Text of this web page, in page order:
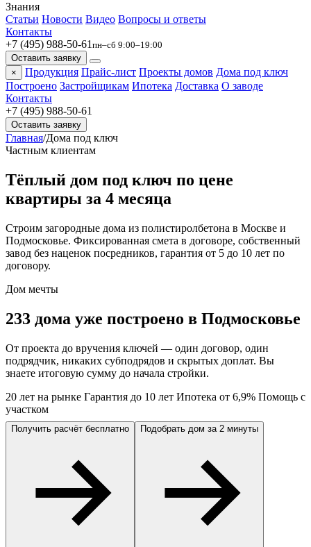
Знания
Статьи Новости Видео Вопросы и ответы
Контакты
+7 (495) 988-50-61 пн–сб 9:00–19:00
Оставить заявку
×
Продукция Прайс-лист Проекты домов Дома под ключ
Построено Застройщикам Ипотека Доставка О заводе
Контакты
+7 (495) 988-50-61
Оставить заявку
Главная/Дома под ключ
Частным клиентам
Тёплый дом под ключ по цене
квартиры за 4 месяца
Строим загородные дома из полистиролбетона в Москве и
Подмосковье. Фиксированная смета в договоре, собственный
завод без наценок посредников, гарантия от 5 до 10 лет по
договору.
Дом мечты
233 дома уже построено в Подмосковье
От проекта до вручения ключей — один договор, один
подрядчик, никаких субподрядов и скрытых доплат. Вы
знаете итоговую сумму до начала стройки.
20 лет на рынке Гарантия до 10 лет Ипотека от 6,9% Помощь с
участком
Получить расчёт бесплатно Подобрать дом за 2 минуты